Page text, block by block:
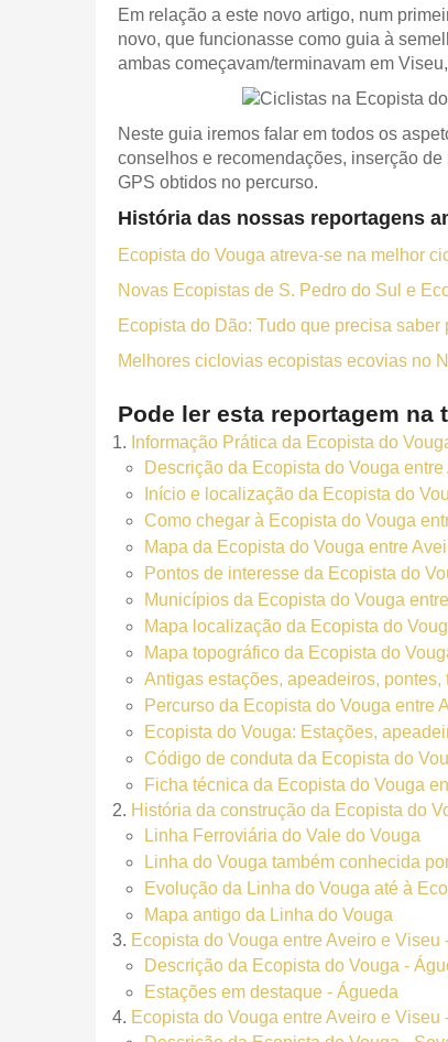
Em relação a este novo artigo, num
novo, que funcionasse como guia à
ambas começavam/terminavam em
Neste guia iremos falar em todos os
conselhos e recomendações, inserção
GPS obtidos no percurso.
História das nossas reportagens
Ecopista do Vouga atreva-se na melhor
Novas Ecopistas de S. Pedro do Sul e
Ecopista do Dão: Tudo que precisa saber
Melhores ciclovias ecopistas ecovias no
Pode ler esta reportagem
Informação Prática da Ecopista do
Descrição da Ecopista do Vouga
Início e localização da Ecopista do
Como chegar à Ecopista do Vouga
Mapa da Ecopista do Vouga entre
Pontos de interesse da Ecopista do
Municípios da Ecopista do Vouga
Mapa localização da Ecopista do
Mapa topográfico da Ecopista do
Antigas estações, apeadeiros,
Percurso da Ecopista do Vouga entre
Ecopista do Vouga: Estações,
Código de conduta da Ecopista do
Ficha técnica da Ecopista do Vouga
História da construção da Ecopista do
Linha Ferroviária do Vale do Vouga
Linha do Vouga também conhecida
Evolução da Linha do Vouga até à
Mapa antigo da Linha do Vouga
Ecopista do Vouga entre Aveiro e Viseu
Descrição da Ecopista do Vouga -
Estações em destaque - Águeda
Ecopista do Vouga entre Aveiro e Viseu